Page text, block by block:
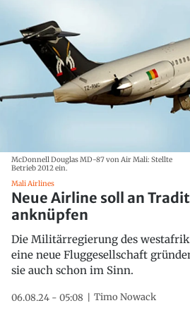
McDonnell Douglas MD-87 von Air Mali: Stellte
Betrieb 2012 ein.
Mali Airlines
Neue Airline soll an
anknüpfen
Die Militärregierung des
eine neue Fluggesellschaft
sie auch schon im Sinn.
06.08.24 - 05:08 Timo Nowack